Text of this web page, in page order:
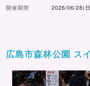
開催期間 2026/06/28(
広島市森林公園 ス